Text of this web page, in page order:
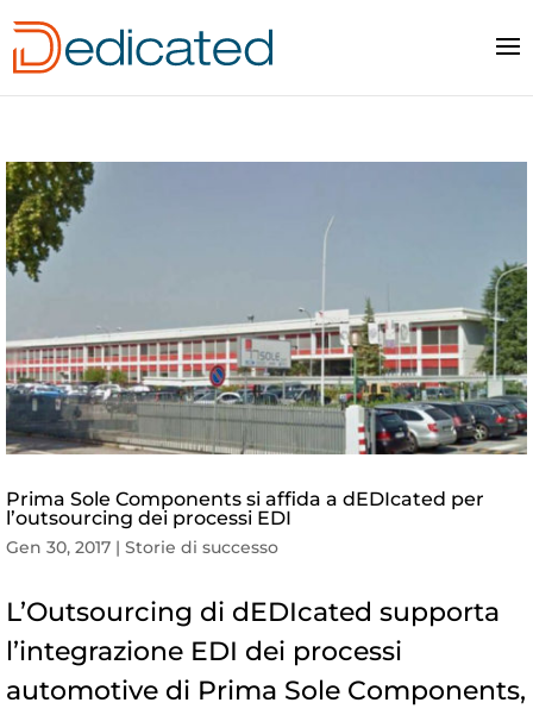
Prima Sole Components si affida a dEDIcated per
l’outsourcing dei processi EDI
Gen 30, 2017 | Storie di successo
L’Outsourcing di dEDIcated supporta
l’integrazione EDI dei processi
automotive di Prima Sole Components,